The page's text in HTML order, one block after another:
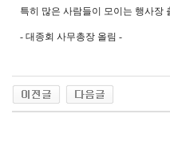
특히 많은 사람들이 모이는 행사장
- 대종회 사무총장 올림 -